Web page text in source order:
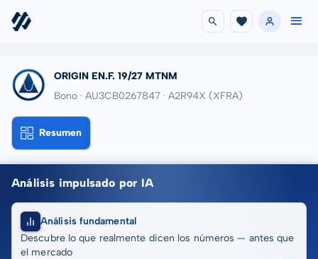
ORIGIN EN.F. 19/27 MTNM
Bono · AU3CB0267847 · A2R94X (XFRA)
Resumen
Análisis impulsado por IA
Análisis fundamental
Descubre lo que realmente dicen los números — antes que
el mercado